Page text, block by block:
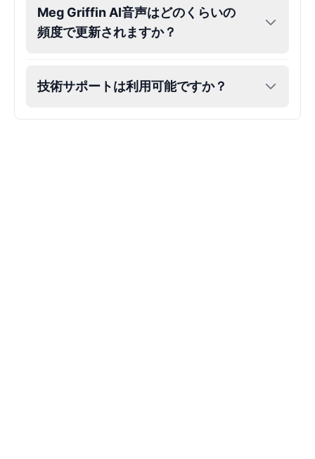
Meg Griffin AI音声はどのくらいの
頻度で更新されますか？
技術サポートは利用可能ですか？